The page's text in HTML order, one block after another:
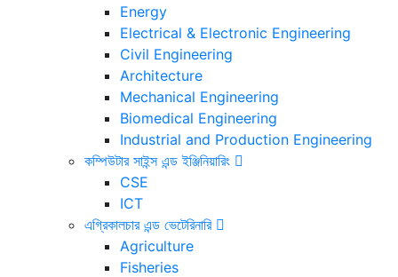
Energy
Electrical & Electronic Engineering
Civil Engineering
Architecture
Mechanical Engineering
Biomedical Engineering
Industrial and Production Engineering
কম্পিউটার সাইন্স এন্ড ইঞ্জিনিয়ারিং
CSE
ICT
এগ্রিকালচার এন্ড ভেটেরিনারি
Agriculture
Fisheries